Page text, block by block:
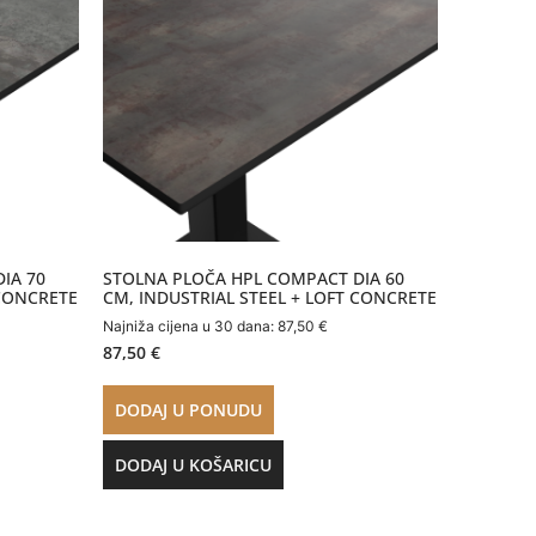
70
STOLNA PLOČA HPL COMPACT DIA 60
CM, INDUSTRIAL STEEL + LOFT CONCRETE
Najniža cijena u 30 dana: 87,50 €
87,50 €
DODAJ U PONUDU
DODAJ U KOŠARICU